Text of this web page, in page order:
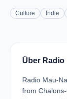
Culture Indie
Über Radio
Radio Mau-
from